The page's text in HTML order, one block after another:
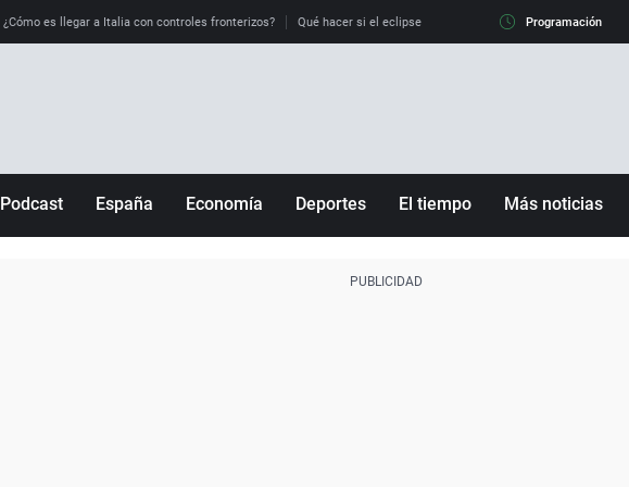
¿Cómo es llegar a Italia con controles fronterizos? Qué hacer si el eclipse me pilla conduciendo Qué tiempo
Programación
Podcast España Economía Deportes El tiempo Más noticias